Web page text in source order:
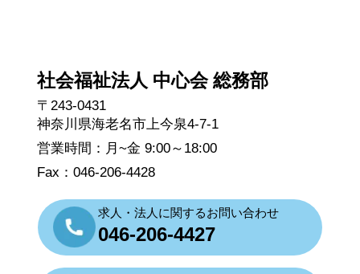
社会福祉法人 中心会 総務部
〒243-0431
神奈川県海老名市上今泉4-7-1
営業時間：月~金 9:00～18:00
Fax：046-206-4428
求人・法人に関するお問い合わせ
046-206-4427